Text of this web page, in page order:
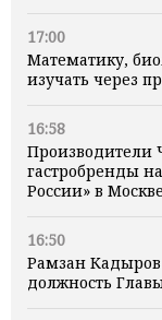
17:00
Математику,
изучать через
16:58
Производители
гастробренды
России» в Москве
16:50
Рамзан
должность